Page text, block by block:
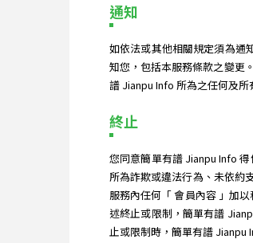
通知
如依法或其他相關規定須為通
知您，包括本服務條款之變更
譜 Jianpu Info 所為之任何及所
終止
您同意簡單有譜 Jianpu Info
所為詐欺或違法行為、未依約
服務內任何「 會員內容 」加
述終止或限制，簡單有譜
止或限制時，簡單有譜 Jianpu